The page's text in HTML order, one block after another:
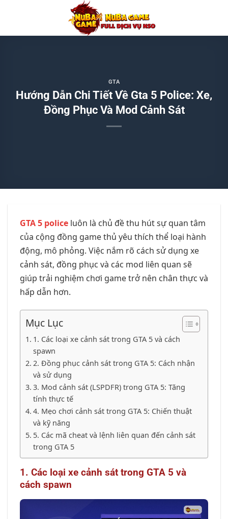
nội
GTA
Hướng Dẫn Chi Tiết Về Gta 5 Police: Xe,
Đồng Phục Và Mod Cảnh Sát
GTA 5 police luôn là chủ đề thu hút sự quan tâm
của cộng đồng game thủ yêu thích thể loại hành
động, mô phỏng. Việc nắm rõ cách sử dụng xe
cảnh sát, đồng phục và các mod liên quan sẽ
giúp trải nghiệm chơi game trở nên chân thực và
hấp dẫn hơn.
Mục Lục
1. Các loại xe cảnh sát trong GTA 5 và cách
spawn
2. Đồng phục cảnh sát trong GTA 5: Cách nhận
và sử dụng
3. Mod cảnh sát (LSPDFR) trong GTA 5: Tăng
tính thực tế
4. Mẹo chơi cảnh sát trong GTA 5: Chiến thuật
và kỹ năng
5. Các mã cheat và lệnh liên quan đến cảnh sát
trong GTA 5
1. Các loại xe cảnh sát trong GTA 5 và
cách spawn